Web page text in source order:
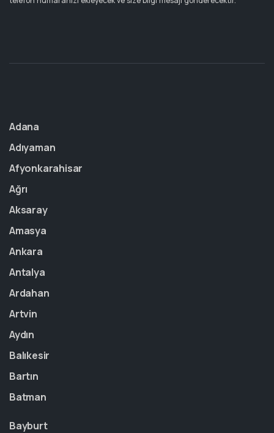
Adana
Adıyaman
Afyonkarahisar
Ağrı
Aksaray
Amasya
Ankara
Antalya
Ardahan
Artvin
Aydın
Balıkesir
Bartın
Batman
Bayburt